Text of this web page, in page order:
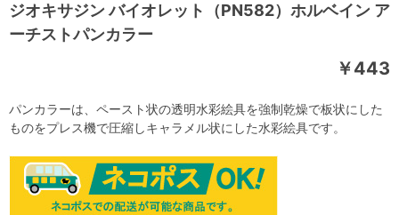
ジオキサジン バイオレット（PN582）ホルベイン ア
ーチストパンカラー
￥443
パンカラーは、ペースト状の透明水彩絵具を強制乾燥で板状にした
ものをプレス機で圧縮しキャラメル状にした水彩絵具です。